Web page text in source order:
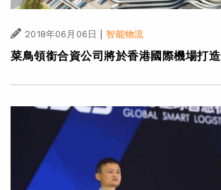
2018年06月06日 | 智能物流
菜鳥領銜合資公司將於香港國際機場打